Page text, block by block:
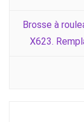
Brosse à
X623.